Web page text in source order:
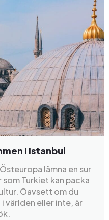
i Istanbul
lämna en sur
som Turkiet kan packa
Oavsett om du
världen eller inte, är